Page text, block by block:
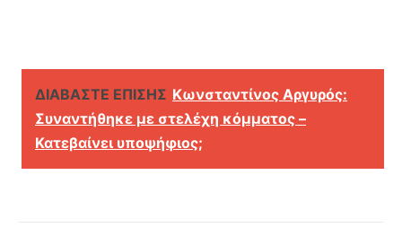
ΔΙΑΒΑΣΤΕ ΕΠΙΣΗΣ Κωνσταντίνος Αργυρός:
Συναντήθηκε με στελέχη κόμματος –
Κατεβαίνει υποψήφιος;